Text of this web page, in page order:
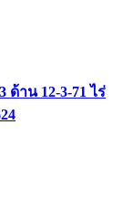
าน 12-3-71 ไร่